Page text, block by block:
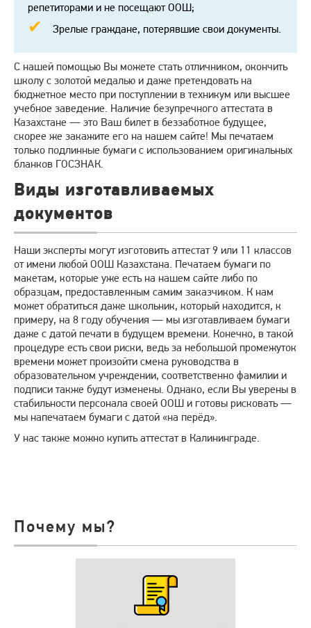
репетиторами и не посещают ООШ;
Зрелые граждане, потерявшие свои документы.
С нашей помощью Вы можете стать отличником, окончить
школу с золотой медалью и даже претендовать на
бюджетное место при поступлении в техникум или высшее
учебное заведение. Наличие безупречного аттестата в
Казахстане — это Ваш билет в беззаботное будущее,
скорее же закажите его на нашем сайте! Мы печатаем
только подлинные бумаги с использованием оригинальных
бланков ГОСЗНАК.
Виды изготавливаемых
документов
Наши эксперты могут изготовить аттестат 9 или 11 классов
от имени любой ООШ Казахстана. Печатаем бумаги по
макетам, которые уже есть на нашем сайте либо по
образцам, предоставленным самим заказчиком. К нам
может обратиться даже школьник, который находится, к
примеру, на 8 году обучения — мы изготавливаем бумаги
даже с датой печати в будущем времени. Конечно, в такой
процедуре есть свои риски, ведь за небольшой промежуток
времени может произойти смена руководства в
образовательном учреждении, соответственно фамилии и
подписи также будут изменены. Однако, если Вы уверены в
стабильности персонала своей ООШ и готовы рисковать —
мы напечатаем бумаги с датой «на перёд».
У нас также можно купить аттестат в Калининграде.
Почему мы?